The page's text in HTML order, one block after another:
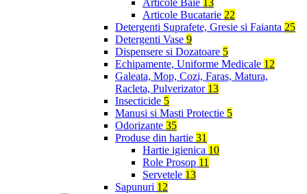
Articole Baie 13
Articole Bucatarie 22
Detergenti Suprafete, Gresie si Faianta 25
Detergenti Vase 9
Dispensere si Dozatoare 5
Echipamente, Uniforme Medicale 12
Galeata, Mop, Cozi, Faras, Matura,
Racleta, Pulverizator 13
Insecticide 5
Manusi si Masti Protectie 5
Odorizante 35
Produse din hartie 31
Hartie igienica 10
Role Prosop 11
Servetele 13
Sapunuri 12